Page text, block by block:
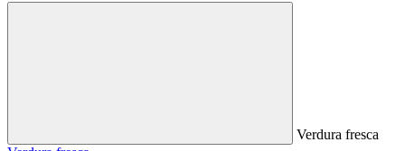
Verdura fresca